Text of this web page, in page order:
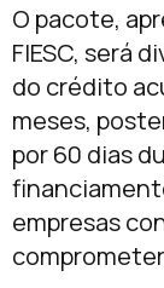
O pacote,
FIESC, será
do crédito
meses,
por 60 dias
empresas